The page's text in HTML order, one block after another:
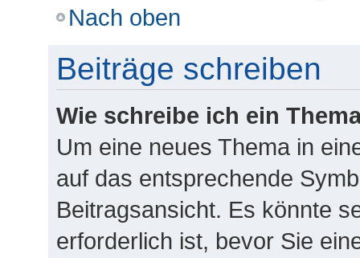
Nach oben
Beiträge schreiben
Wie schreibe ich ein
Um eine neues Thema in
auf das entsprechende
Beitragsansicht. Es könnte
erforderlich ist, bevor Sie